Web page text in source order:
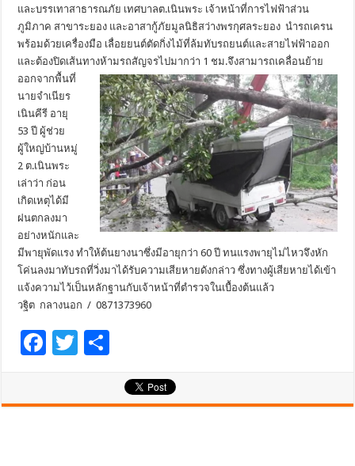
และบรรเทาสาธารณภัย เทศบาลต.เนินพระ เจ้าหน้าที่การไฟฟ้าส่วน
ภูมิภาค สาขาระยอง และอาสากู้ภัยมูลนิธิสว่างพรกุศลระยอง นำรถเครน
พร้อมด้วยเครื่องมือ เลื่อยยนต์ตัดกิ่งไม้ที่ล้มทับรถยนต์และสายไฟฟ้าออก
และต้องปิดเส้นทางห้ามรถสัญจรไปมากว่า 1 ชม.จึงสามารถเคลื่อนย้าย
ออกจากพื้นที่
นายจำเนียร
เนินคีรี อายุ
53 ปี ผู้ช่วย
ผู้ใหญ่บ้านหมู่
2 ต.เนินพระ
เล่าว่า ก่อน
เกิดเหตุได้มี
ฝนตกลงมา
อย่างหนักและ
มีพายุพัดแรง ทำให้ต้นยางนาซึ่งมีอายุกว่า 60 ปี ทนแรงพายุไม่ไหวจึงหัก
โค่นลงมาทับรถที่วิ่งมาได้รับความเสียหายดังกล่าว ซึ่งทางผู้เสียหายได้เข้า
แจ้งความไว้เป็นหลักฐานกับเจ้าหน้าที่ตำรวจในเบื้องต้นแล้ว
วฐิต กลางนอก / 0871373960
F
T
ar